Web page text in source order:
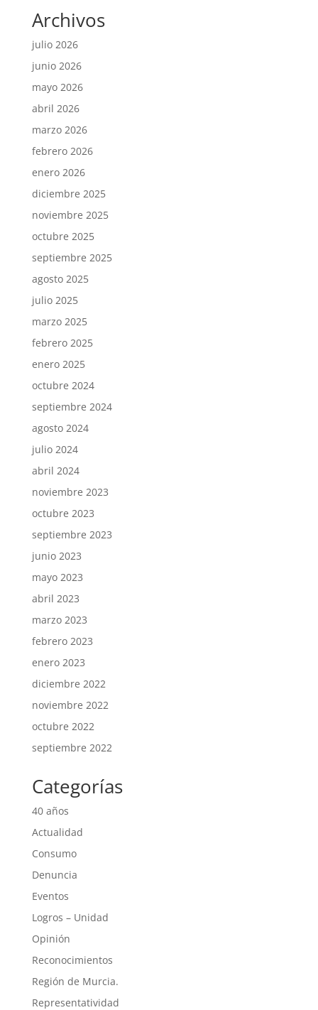
Archivos
julio 2026
junio 2026
mayo 2026
abril 2026
marzo 2026
febrero 2026
enero 2026
diciembre 2025
noviembre 2025
octubre 2025
septiembre 2025
agosto 2025
julio 2025
marzo 2025
febrero 2025
enero 2025
octubre 2024
septiembre 2024
agosto 2024
julio 2024
abril 2024
noviembre 2023
octubre 2023
septiembre 2023
junio 2023
mayo 2023
abril 2023
marzo 2023
febrero 2023
enero 2023
diciembre 2022
noviembre 2022
octubre 2022
septiembre 2022
Categorías
40 años
Actualidad
Consumo
Denuncia
Eventos
Logros – Unidad
Opinión
Reconocimientos
Región de Murcia.
Representatividad